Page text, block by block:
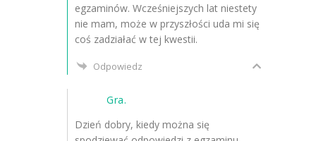
egzaminów. Wcześniejszych lat niestety
nie mam, może w przyszłości uda mi się
coś zadziałać w tej kwestii.
Odpowiedz
Gra.
Dzień dobry, kiedy można się